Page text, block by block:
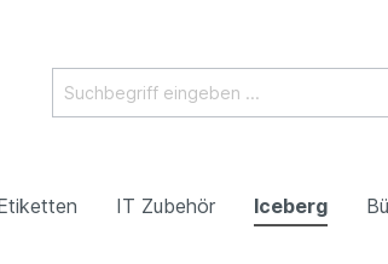
IT Zubehör Iceberg